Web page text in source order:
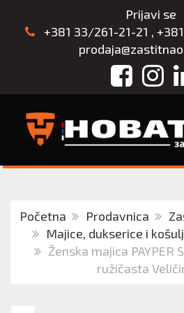
Prijavi se
+381 33/261-21-21 ,
Početna Prodavnica
Majice, dukserice i
Ženska majica PAYPER
ružičasta